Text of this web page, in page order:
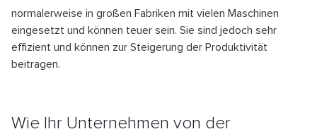
normalerweise in großen Fabriken mit vielen Maschinen
eingesetzt und können teuer sein. Sie sind jedoch sehr
effizient und können zur Steigerung der Produktivität
beitragen.
Wie Ihr Unternehmen von der